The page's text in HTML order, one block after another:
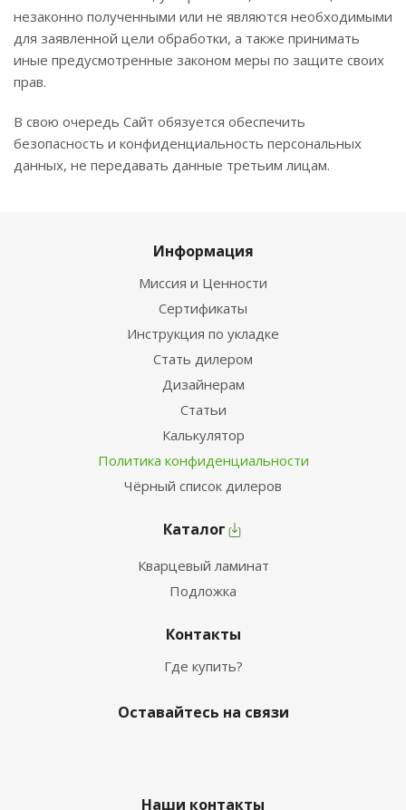
незаконно полученными или не являются необходимыми
для заявленной цели обработки, а также принимать
иные предусмотренные законом меры по защите своих
прав.
В свою очередь Сайт обязуется обеспечить
безопасность и конфиденциальность персональных
данных, не передавать данные третьим лицам.
Информация
Миссия и Ценности
Сертификаты
Инструкция по укладке
Стать дилером
Дизайнерам
Статьи
Калькулятор
Политика конфиденциальности
Чёрный список дилеров
Каталог
Кварцевый ламинат
Подложка
Контакты
Где купить?
Оставайтесь на связи
Наши контакты